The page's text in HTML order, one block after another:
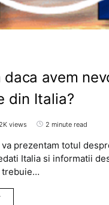
daca avem
din Italia?
views 2 minute read
prezentam totul
Italia si informatii
trebuie…